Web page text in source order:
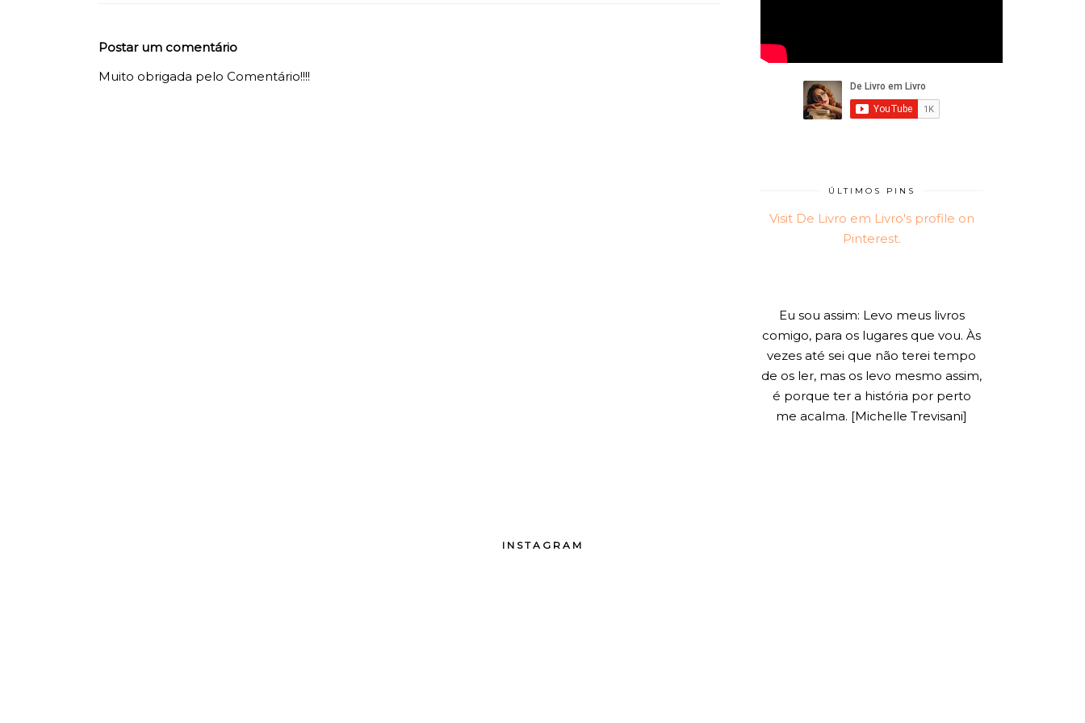
Postar um comentário
Muito obrigada pelo Comentário!!!!
ÚLTIMOS PINS
Visit De Livro em Livro's profile on
Pinterest.
Eu sou assim: Levo meus livros
comigo, para os lugares que vou. Às
vezes até sei que não terei tempo
de os ler, mas os levo mesmo assim,
é porque ter a história por perto
me acalma. [Michelle Trevisani]
INSTAGRAM